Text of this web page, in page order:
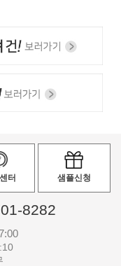
터 샘플신청
8282